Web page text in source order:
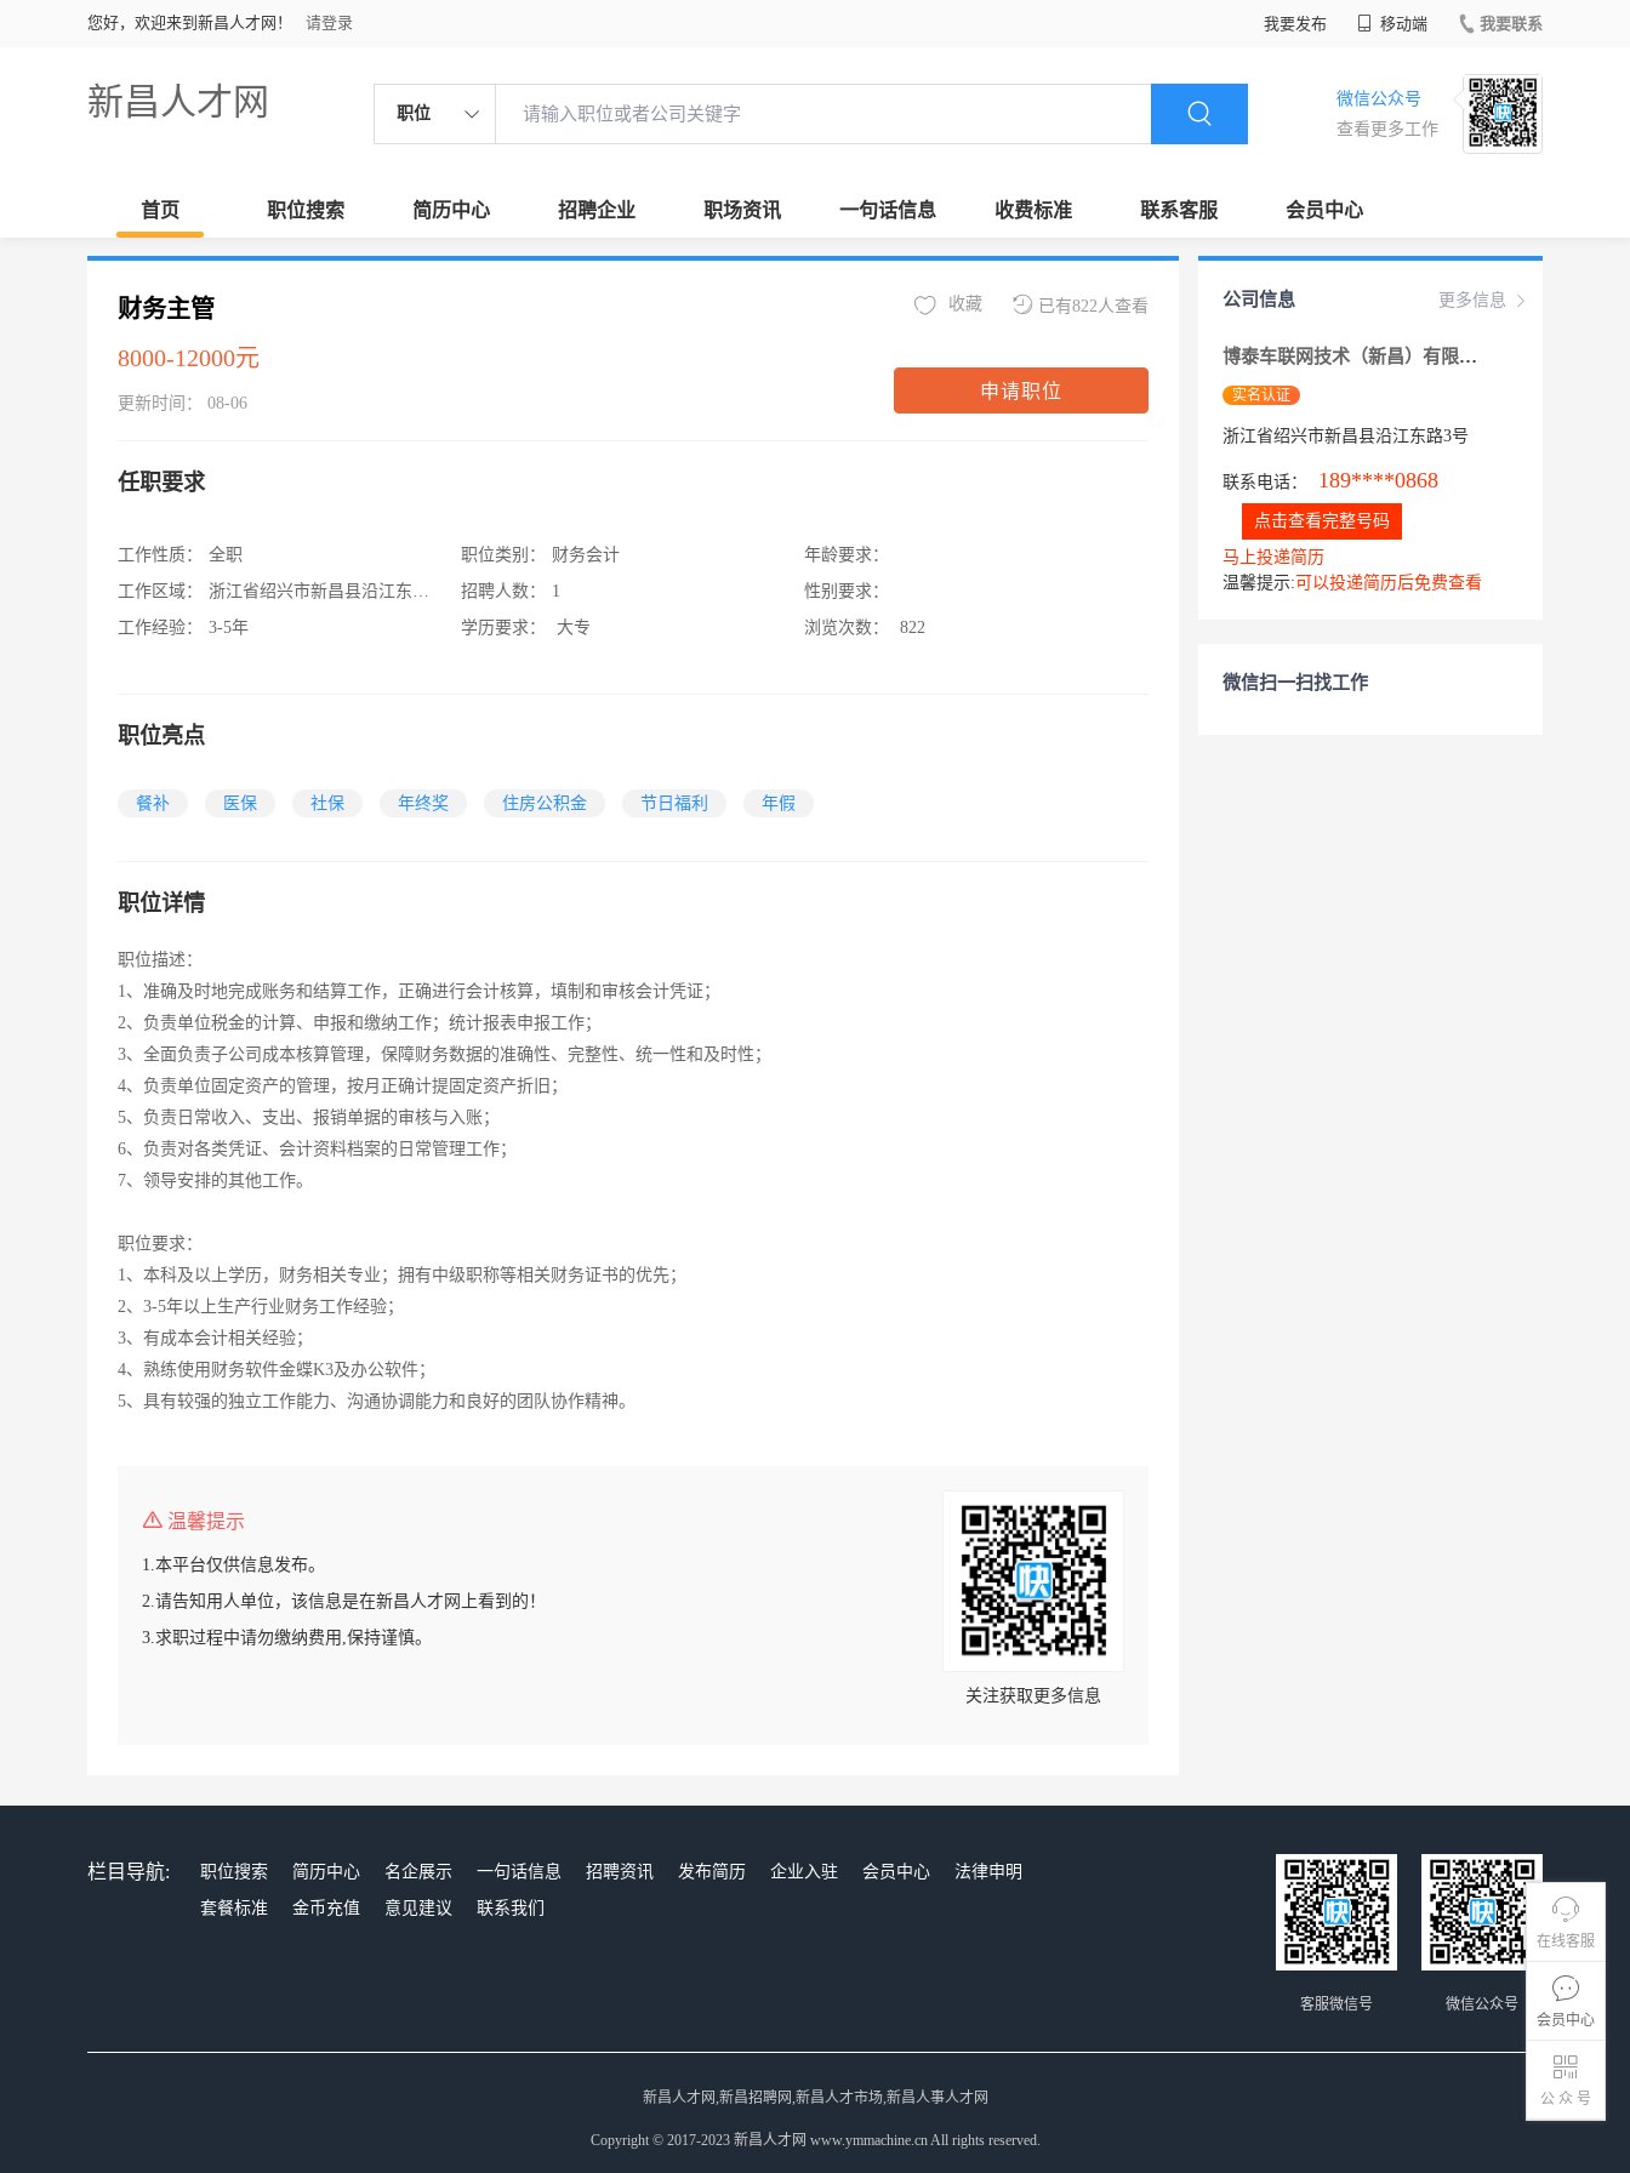
您好，欢迎来到新昌人才网！ 请登录 我要发布 移动端 我要联系
新昌人才网 职位
微信公众号
查看更多工作
首页 职位搜索 简历中心 招聘企业 职场资讯 一句话信息 收费标准 联系客服 会员中心
在线客服
会员中心
公 众 号
财务主管
8000-12000元
更新时间： 08-06
已有822人查看
收藏
申请职位
任职要求
工作性质：
全职
工作区域：
浙江省绍兴市新昌县沿江东路3号
工作经验：
3-5年
职位类别：
财务会计
招聘人数：
1
学历要求：
大专
年龄要求：
性别要求：
浏览次数：
822
职位亮点
餐补 医保 社保 年终奖 住房公积金 节日福利 年假
职位详情
职位描述：
1、准确及时地完成账务和结算工作，正确进行会计核算，填制和审核会计凭证；
2、负责单位税金的计算、申报和缴纳工作；统计报表申报工作；
3、全面负责子公司成本核算管理，保障财务数据的准确性、完整性、统一性和及时性；
4、负责单位固定资产的管理，按月正确计提固定资产折旧；
5、负责日常收入、支出、 报销单据的审核与入账；
6、负责对各类凭证、会计资料档案的日常管理工作；
7、领导安排的其他工作。
职位要求：
1、本科及以上学历，财务相关专业；拥有中级职称等相关财务证书的优先；
2、3-5年以上生产行业财务工作经验；
3、有成本会计相关经验；
4、熟练使用财务软件金蝶K3及办公软件；
5、具有较强的独立工作能力、沟通协调能力和良好的团队协作精神。
温馨提示
1.本平台仅供信息发布。
2.请告知用人单位，该信息是在新昌人才网上看到的！
3.求职过程中请勿缴纳费用,保持谨慎。
关注获取更多信息
更多信息
公司信息
博泰车联网技术（新昌）有限公司
实名认证
浙江省绍兴市新昌县沿江东路3号
联系电话： 189****0868
点击查看完整号码
马上投递简历
温馨提示: 可以投递简历后免费查看
微信扫一扫找工作
栏目导航: 职位搜索 简历中心 名企展示 一句话信息 招聘资讯 发布简历 企业入驻 会员中心
法律申明
套餐标准
金币充值 意见建议 联系我们
微信公众号
客服微信号
新昌人才网,新昌招聘网,新昌人才市场,新昌人事人才网
Copyright © 2017-2023 新昌人才网 www.ymmachine.cn All rights reserved.